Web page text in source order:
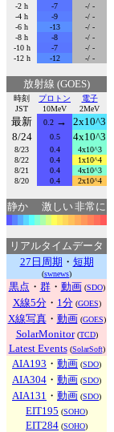
-2 h
-7
-/ -
-4 h
-9
-/ -
-6 h
-13
-/ -
-8 h
-8
-/ -
-10 h
-7
-/ -
-12 h
-12 -/ -
放射線 (GOES)
時刻
JST
プロトン
10MeV
電子
2MeV
最新 0.2→
2x10^3
8/24
0.5 4x10^3
8/23 0.4
4x10^3
8/22
0.4
1x10^4
8/21
0.4
4x10^3
8/20
0.4 2x10^4
静か 激しい非常に
リアルタイムデータ
27日周期 ・ 短期
(swnews)
黒点 ・ 群・ 動画 (SDO)
X線5分・ 1分(GOES)
X線写真・ 動画 (GOES)
SolarMonitor(TCD)
Latest Events(SolarSoft)
AIA193 ・ 動画 (SDO)
AIA304 ・ 動画 (SDO)
AIA131 ・ 動画 (SDO)
EIT195 (SOHO)
EIT284 (SOHO)